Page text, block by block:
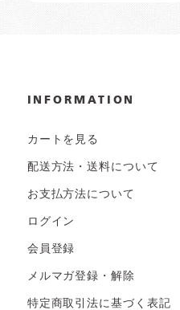
INFORMATION
カートを見る
配送方法・送料について
お支払方法について
ログイン
会員登録
メルマガ登録・解除
特定商取引法に基づく表記